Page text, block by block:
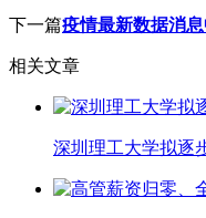
下一篇疫情最新数据消
相关文章
深圳理工大学拟逐